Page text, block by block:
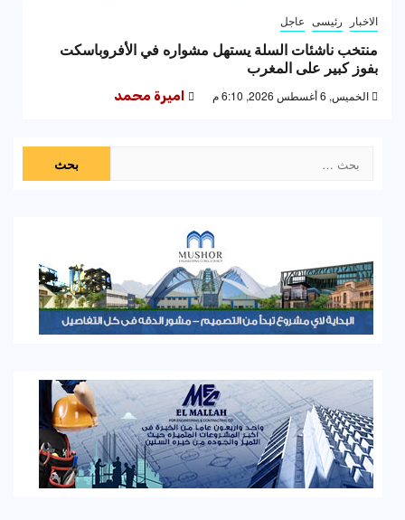
الاخبار رئيسى عاجل
منتخب ناشئات السلة يستهل مشواره في الأفروباسكت
بفوز كبير على المغرب
الخميس, 6 أغسطس 2026, 6:10 م اميرة محمد
عن: